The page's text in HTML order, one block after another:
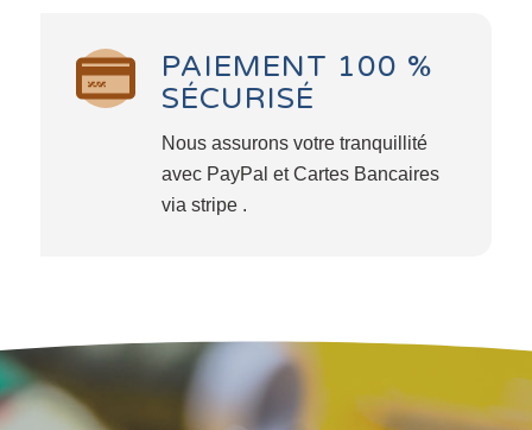
PAIEMENT 100 %
SÉCURISÉ
Nous assurons votre tranquillité
avec PayPal et Cartes Bancaires
via stripe .